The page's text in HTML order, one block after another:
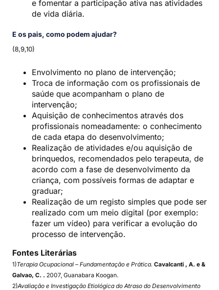
e fomentar a participação ativa nas atividades
de vida diária.
E os pais, como podem ajudar?
(8,9,10)
Envolvimento no plano de intervenção;
Troca de informação com os profissionais de
saúde que acompanham o plano de
intervenção;
Aquisição de conhecimentos através dos
profissionais nomeadamente: o conhecimento
de cada etapa do desenvolvimento;
Realização de atividades e/ou aquisição de
brinquedos, recomendados pelo terapeuta, de
acordo com a fase de desenvolvimento da
criança, com possíveis formas de adaptar e
graduar;
Realização de um registo simples que pode ser
realizado com um meio digital (por exemplo:
fazer um vídeo) para verificar a evolução do
processo de intervenção.
Fontes Literárias
1)Terapia Ocupacional – Fundamentação e Prática. Cavalcanti , A. e &
Galvao, C. . 2007, Guanabara Koogan.
2)Avaliação e Investigação Etiológica do Atraso do Desenvolvimento